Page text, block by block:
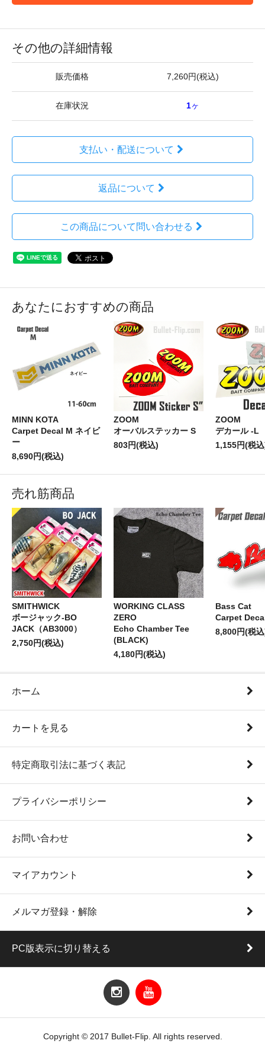
その他の詳細情報
販売価格 7,260円(税込)
在庫状況 1ヶ
支払い・配送について
返品について
この商品について問い合わせる
あなたにおすすめの商品
MINN KOTA
Carpet Decal M ネイビ
ー
8,690円(税込)
ZOOM
オーバルステッカー S
803円(税込)
ZOOM
デカール -L
1,155円(税
売れ筋商品
SMITHWICK
ボージャック-BO
JACK（AB3000）
2,750円(税込)
WORKING CLASS
ZERO
Echo Chamber Tee
(BLACK)
4,180円(税込)
Bass Cat
Carpet
8,800円(税
ホーム
カートを見る
特定商取引法に基づく表記
プライバシーポリシー
お問い合わせ
マイアカウント
メルマガ登録・解除
PC版表示に切り替える
Copyright © 2017 Bullet-Flip. All rights reserved.